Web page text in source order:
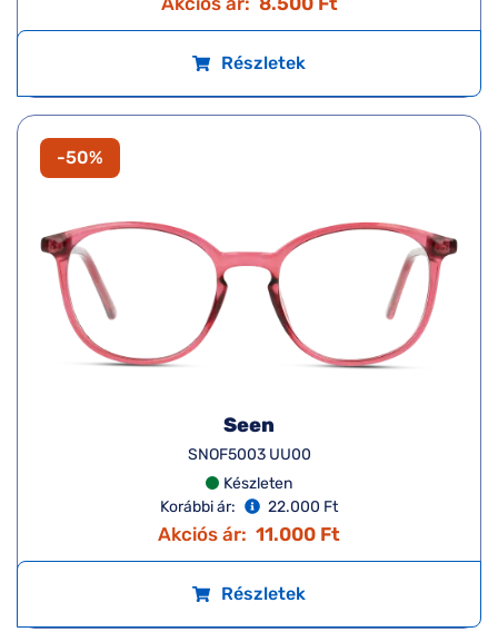
Részletek
-50%
Seen
SNOF5003 UU00
Készleten
Korábbi ár:
22.000 Ft
Akciós ár: 11.000 Ft
Részletek